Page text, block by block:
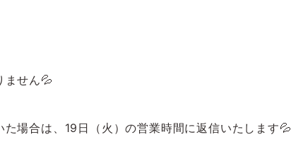
ません💦
場合は、19日（火）の営業時間に返信いたします💦